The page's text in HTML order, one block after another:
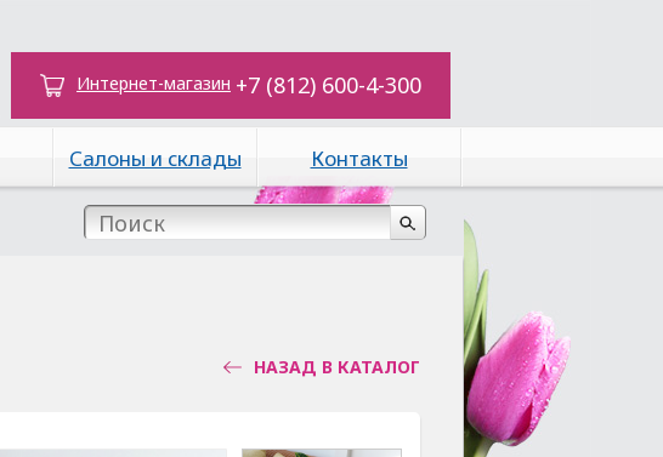
Интернет-магазин +7 (812) 600-4-300
Салоны и склады Контакты
НАЗАД В КАТАЛОГ